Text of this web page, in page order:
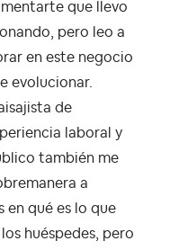
que llevo
pero leo a
en este negocio
evolucionar.
de
laboral y
también me
a
en qué es lo que
huéspedes, pero